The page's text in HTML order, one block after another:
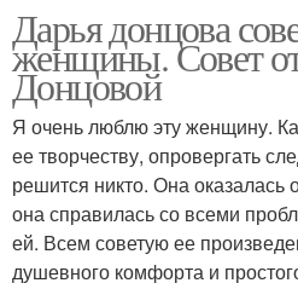
Дарья донцова
женщины. Совет
Донцовой
Я очень люблю эту женщину.
ее творчеству, опровергать
решится никто. Она оказалась
она справилась со всеми
ей. Всем советую ее
душевного комфорта и